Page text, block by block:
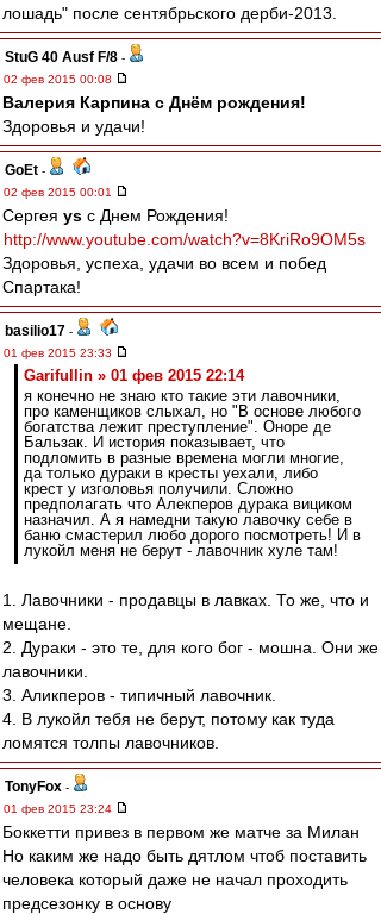
лошадь" после сентябрьского дерби-2013.
StuG 40 Ausf F/8 -
02 фев 2015 00:08
Валерия Карпина с Днём рождения!
Здоровья и удачи!
GoEt -
02 фев 2015 00:01
Сергея ys с Днем Рождения!
http://www.youtube.com/watch?v=8KriRo9OM5s
Здоровья, успеха, удачи во всем и побед
Спартака!
basilio17 -
01 фев 2015 23:33
Garifullin » 01 фев 2015 22:14
я конечно не знаю кто такие эти лавочники,
про каменщиков слыхал, но "В основе любого
богатства лежит преступление". Оноре де
Бальзак. И история показывает, что
подломить в разные времена могли многие,
да только дураки в кресты уехали, либо
крест у изголовья получили. Сложно
предполагать что Алекперов дурака вициком
назначил. А я намедни такую лавочку себе в
баню смастерил любо дорого посмотреть! И в
лукойл меня не берут - лавочник хуле там!
1. Лавочники - продавцы в лавках. То же, что и
мещане.
2. Дураки - это те, для кого бог - мошна. Они же
лавочники.
3. Аликперов - типичный лавочник.
4. В лукойл тебя не берут, потому как туда
ломятся толпы лавочников.
TonyFox -
01 фев 2015 23:24
Боккетти привез в первом же матче за Милан
Но каким же надо быть дятлом чтоб поставить
человека который даже не начал проходить
предсезонку в основу